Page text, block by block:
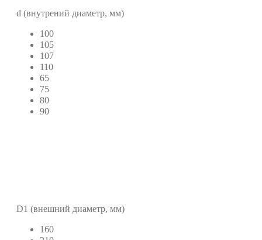
d (внутрений диаметр, мм)
100
105
107
110
65
75
80
90
D1 (внешний диаметр, мм)
160